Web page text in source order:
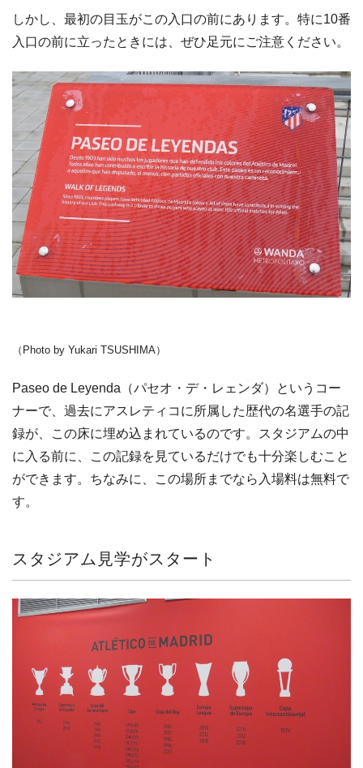
しかし、最初の目玉がこの入口の前にあります。特に10番
入口の前に立ったときには、ぜひ足元にご注意ください。
（Photo by Yukari TSUSHIMA）
Paseo de Leyenda（パセオ・デ・レェンダ）というコー
ナーで、過去にアスレティコに所属した歴代の名選手の記
録が、この床に埋め込まれているのです。スタジアムの中
に入る前に、この記録を見ているだけでも十分楽しむこと
ができます。ちなみに、この場所までなら入場料は無料で
す。
スタジアム見学がスタート